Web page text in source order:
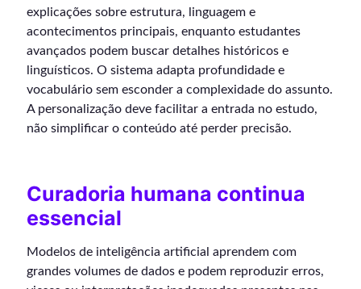
explicações sobre estrutura, linguagem e
acontecimentos principais, enquanto estudantes
avançados podem buscar detalhes históricos e
linguísticos. O sistema adapta profundidade e
vocabulário sem esconder a complexidade do assunto.
A personalização deve facilitar a entrada no estudo,
não simplificar o conteúdo até perder precisão.
Curadoria humana continua
essencial
Modelos de inteligência artificial aprendem com
grandes volumes de dados e podem reproduzir erros,